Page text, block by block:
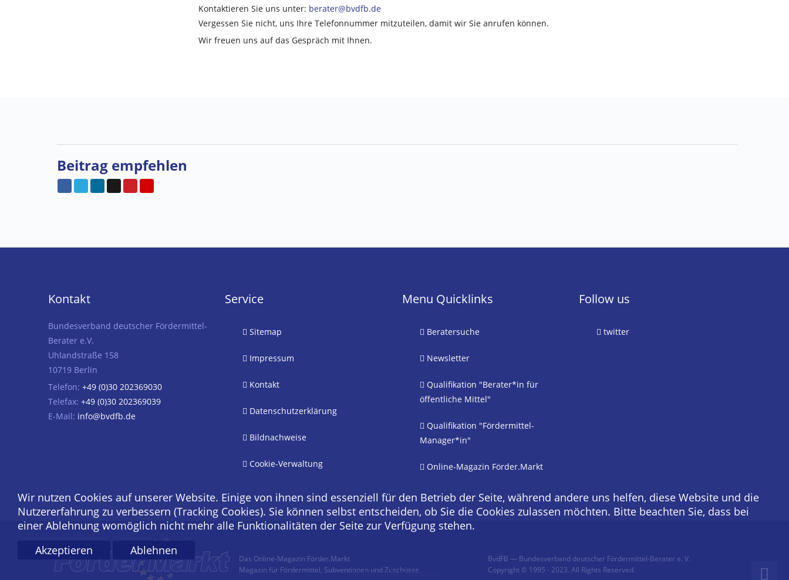
Kontaktieren Sie uns unter: berater@bvdfb.de
Vergessen Sie nicht, uns Ihre Telefonnummer mitzuteilen, damit wir Sie anrufen können.
Wir freuen uns auf das Gespräch mit Ihnen.
Beitrag empfehlen
Kontakt
Bundesverband deutscher Fördermittel-
Berater e.V.
Uhlandstraße 158
10719 Berlin
Telefon: +49 (0)30 202369030
Telefax: +49 (0)30 202369039
E-Mail: info@bvdfb.de
Service
Sitemap
Impressum
Kontakt
Datenschutzerklärung
Bildnachweise
Cookie-Verwaltung
Menu Quicklinks
Beratersuche
Newsletter
Qualifikation "Berater*in für
öffentliche Mittel"
Qualifikation "Fördermittel-
Manager*in"
Online-Magazin Förder.Markt
Follow us
twitter
Das Online-Magazin Förder.Markt
Magazin für Fördermittel, Subventionen und Zuschüsse.
BvdFB — Bundesverband deutscher Fördermittel-Berater e. V.
Copyright © 1995 - 2023. All Rights Reserved.
Wir nutzen Cookies auf unserer Website. Einige von ihnen sind essenziell für den Betrieb der Seite, während andere uns helfen, diese Website und die
Nutzererfahrung zu verbessern (Tracking Cookies). Sie können selbst entscheiden, ob Sie die Cookies zulassen möchten. Bitte beachten Sie, dass bei
einer Ablehnung womöglich nicht mehr alle Funktionalitäten der Seite zur Verfügung stehen.
Akzeptieren
Ablehnen
Weitere Informationen